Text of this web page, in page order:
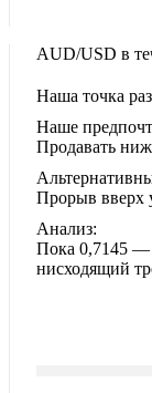
AUD/USD в
Наша точка
Наше
Продавать
Прорыв вверх
Анализ:
Пока 0,7145 —
нисходящий